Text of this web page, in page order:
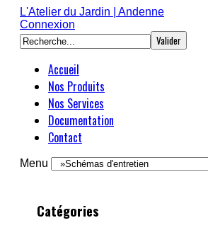
L'Atelier du Jardin | Andenne
Connexion
Accueil
Nos Produits
Produits
Matériel à
Tronçonneuses, Broyeurs,
...
Nos Services
Vente de matériel
Entretien & réparation
Dépannage
Documentation
Brochures et catalogues
Manuels
Fiches Produits
Contact
Menu
Catégories